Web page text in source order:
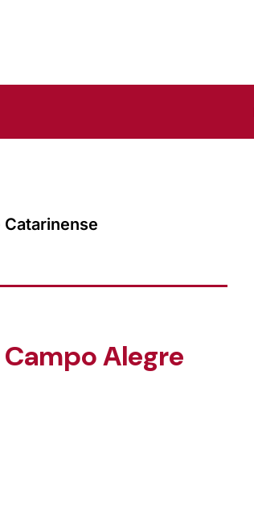
Catarinense
Alegre